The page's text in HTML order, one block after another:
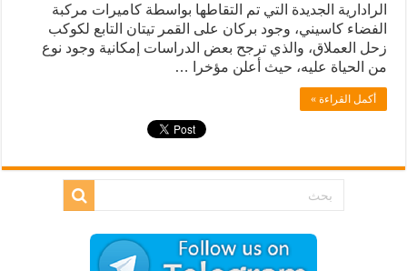
الرادارية الجديدة التي تم التقاطها بواسطة كاميرات مركبة
الفضاء كاسيني، وجود بركان على القمر تيتان التابع لكوكب
زحل العملاق، والذي ترجح بعض الدراسات إمكانية وجود نوع
من الحياة عليه، حيث أعلن مؤخرا …
أكمل القراءة »